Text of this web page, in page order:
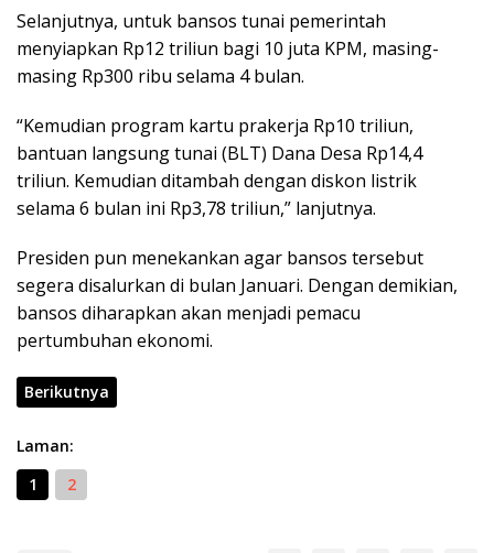
Selanjutnya, untuk bansos tunai pemerintah
menyiapkan Rp12 triliun bagi 10 juta KPM, masing-
masing Rp300 ribu selama 4 bulan.
“Kemudian program kartu prakerja Rp10 triliun,
bantuan langsung tunai (BLT) Dana Desa Rp14,4
triliun. Kemudian ditambah dengan diskon listrik
selama 6 bulan ini Rp3,78 triliun,” lanjutnya.
Presiden pun menekankan agar bansos tersebut
segera disalurkan di bulan Januari. Dengan demikian,
bansos diharapkan akan menjadi pemacu
pertumbuhan ekonomi.
Berikutnya
Laman:
1
2